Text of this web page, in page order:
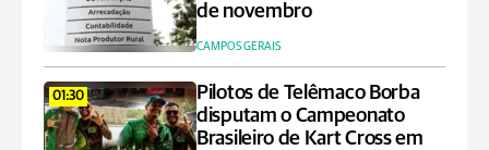
de novembro
CAMPOS GERAIS
01:30
Pilotos de Telêmaco Borba
disputam o Campeonato
Brasileiro de Kart Cross em